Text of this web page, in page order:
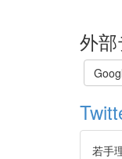
外
若手